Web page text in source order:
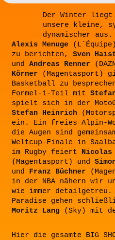
Der Winter liegt
unsere kleine,
dynamischer
Alexis Menuge
zu berichten, Sven
und Andreas Renner
Körner (Magentasport)
Basketball zu
Formel-1-Teil mit
spielt sich in der
Stefan Heinrich
ein. Ein freies Alpin-
die Augen sind
Weltcup-Finale in
im Rugby feiert
(Magentasport) und
und Franz Büchner
in der NBA nähern wir
wie immer detailgetreu.
Paradise gehen
Moritz Lang (Sky) mit
Hier die gesamte BIG